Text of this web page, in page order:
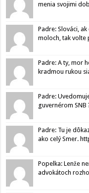
menia svojimi
Padre: Slováci,
moloch, tak
Padre: A ty, mor
kradmou rukou
Padre:
guvernérom SNB
Padre: Tu je
ako celý Smer.
Popelka: Lenže
advokátoch